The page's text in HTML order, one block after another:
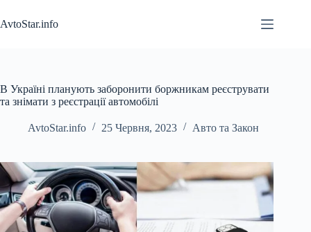
до
вмісту
AvtoStar.info
В Україні планують заборонити боржникам реєструвати
та знімати з реєстрації автомобілі
AvtoStar.info 25 Червня, 2023 Авто та Закон